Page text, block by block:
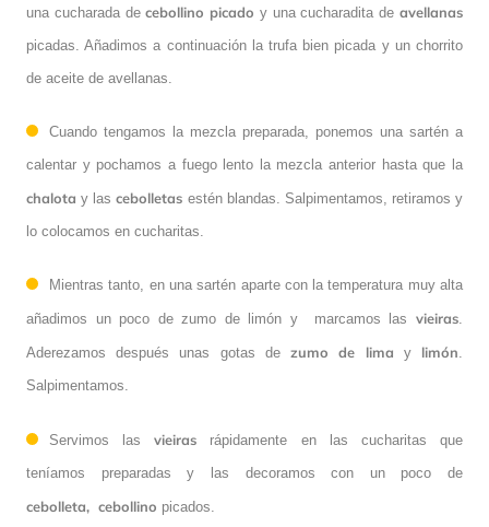
una cucharada decebollino picado y una cucharadita deavellanas
picadas. Añadimos a continuación la trufa bien picada y un chorrito
de aceite de avellanas.
Cuando tengamos la mezcla preparada, ponemos una sartén a
calentar y pochamos a fuego lento la mezcla anterior hasta que la
chalota y lascebolletas estén blandas. Salpimentamos, retiramos y
lo colocamos en cucharitas.
Mientras tanto, en una sartén aparte con la temperatura muy alta
añadimos un poco de zumo de limón y marcamos las vieiras.
Aderezamos después unas gotas dezumo de lima y limón.
Salpimentamos.
Servimos lasvieiras rápidamente en las cucharitas que
teníamos preparadas y las decoramos con un poco de
cebolleta, cebollino picados.